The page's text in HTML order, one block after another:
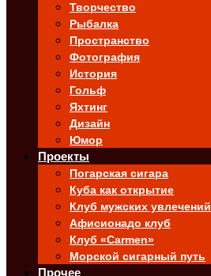
Творчество
Рыбалка
Пространство
Фотография
История
Гольф
Яхтинг
Дизайн
Юмор
Проекты
Погарская сигара
Куба как открытие
Клуб мужских увлечений
Афисионадо клуб
Клуб «Carmen»
Морской сигарный путь
Прочее